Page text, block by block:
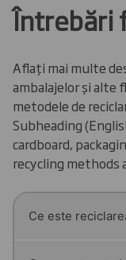
Întrebări
Aflați mai multe
ambalajelor și alte
metodele de
Subheading
cardboard,
recycling
Ce este